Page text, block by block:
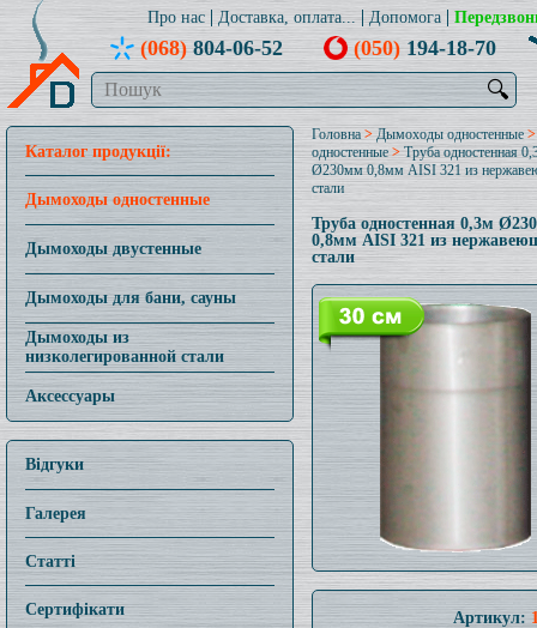
Про нас Доставка, оплата... Допомога
(068)804-06-52 (050)194-18-70
🔍
Каталог продукції:
Дымоходы одностенные
Дымоходы двустенные
Дымоходы для бани, сауны
Дымоходы из
низколегированной стали
Аксессуары
Відгуки
Галерея
Статті
Сертифікати
Головна > Дымоходы одностенные
одностенные >Труба одностенная
Ø230мм 0,8мм AISI 321 из
стали
Труба одностенная 0,3м
0,8мм AISI 321 из
стали
Артикул: